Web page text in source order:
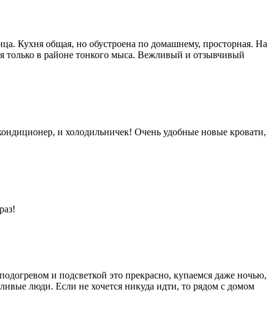
Кухня общая, но обустроена по домашнему, просторная. На
только в районе тонкого мыса. Вежливый и отзывчивый
и холодильничек! Очень удобные новые кровати,
и подсветкой это прекрасно, купаемся даже ночью,
люди. Если не хочется никуда идти, то рядом с домом